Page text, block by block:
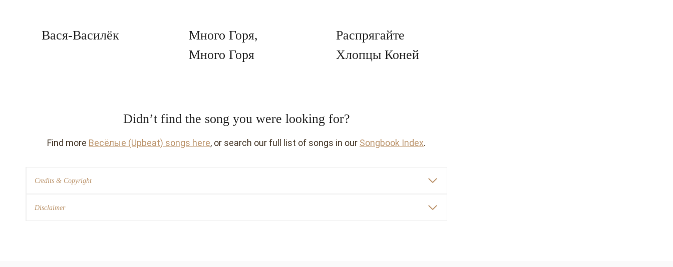
Вася-Василёк
Много Горя,
Много Горя
Распрягайте
Хлопцы Коней
Didn’t find the song you were looking for?
Find more Весёлые (Upbeat) songs here, or search our full list of songs in our Songbook Index.
Credits & Copyright
Disclaimer